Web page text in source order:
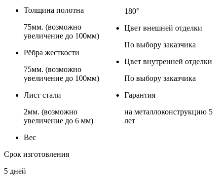
Толщина полотна
75мм. (возможно
увеличение до 100мм)
Рёбра жесткости
75мм. (возможно
увеличение до 100мм)
Лист стали
2мм. (возможно
увеличение до 6 мм)
Вес
180°
Цвет внешней отделки
По выбору заказчика
Цвет внутренней отделки
По выбору заказчика
Гарантия
на металлоконструкцию 5
лет
Срок изготовления
5 дней